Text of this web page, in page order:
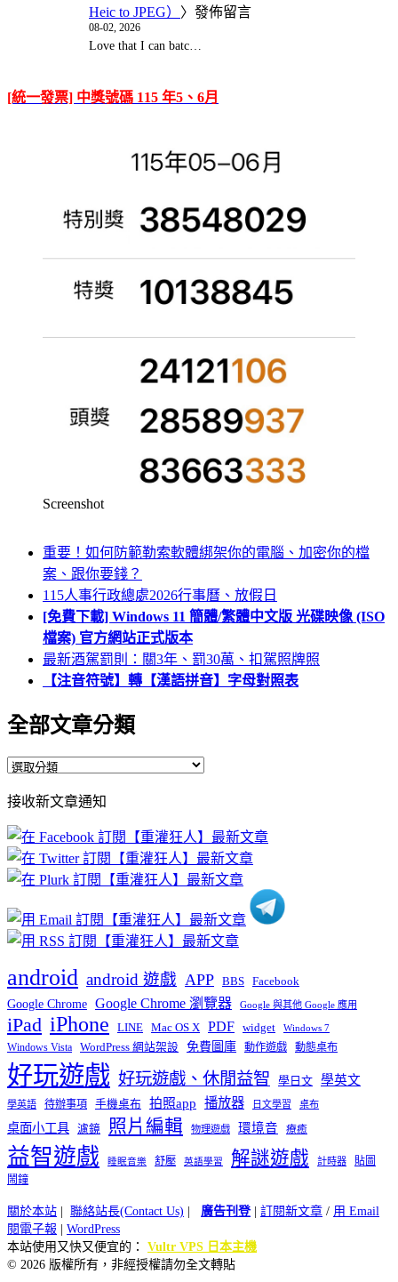
Heic to JPEG） 〉發佈留言
08-02, 2026
Love that I can batc…
[統一發票] 中獎號碼 115 年5、6月
Screenshot
重要！如何防範勒索軟體綁架你的電腦、加密你的檔
案、跟你要錢？
115人事行政總處2026行事曆、放假日
[免費下載] Windows 11 簡體/繁體中文版 光碟映像 (ISO
檔案) 官方網站正式版本
最新酒駕罰則：關3年、罰30萬、扣駕照牌照
【注音符號】轉【漢語拼音】字母對照表
全部文章分類
全
文
章
分
類
接收新文章通知
android android 遊戲 APP BBS Facebook
Google Chrome Google Chrome 瀏覽器 Google 與其他 Google 應用
iPad iPhone LINE Mac OS X PDF widget Windows 7
Windows Vista WordPress 網站架設 免費圖庫 動作遊戲 動態桌布
好玩遊戲 好玩遊戲、休閒益智 學日文 學英文
學英語 待辦事項 手機桌布 拍照app 播放器 日文學習 桌布
桌面小工具 濾鏡 照片編輯 物理遊戲 環境音 療癒
益智遊戲 睡眠音樂 舒壓 英語學習 解謎遊戲 計時器
貼圖
鬧鐘
關於本站 聯絡站長(Contact Us) 廣告刊登| 訂閱新文章 / 用 Email
閱電子報
WordPress
本站使用又快又便宜的： Vultr VPS 日本主機
© 2026 版權所有，非經授權請勿全文轉貼